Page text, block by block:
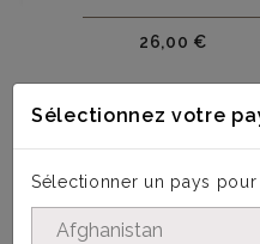
Prix
26,00 €
4 AUTRES
CATÉGORIE :
Sélectionnez votre
Sélectionner un pays